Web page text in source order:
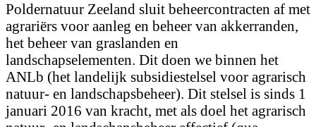
Poldernatuur Zeeland sluit beheercontracten af met
agrariërs voor aanleg en beheer van akkerranden,
het beheer van graslanden en
landschapselementen. Dit doen we binnen het
ANLb (het landelijk subsidiestelsel voor agrarisch
natuur- en landschapsbeheer). Dit stelsel is sinds 1
januari 2016 van kracht, met als doel het agrarisch